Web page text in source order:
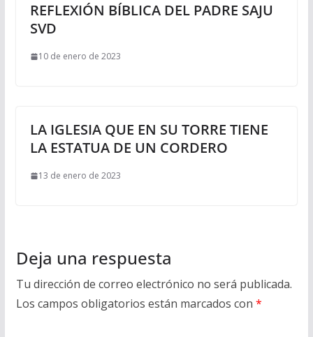
REFLEXIÓN BÍBLICA DEL PADRE SAJU
SVD
10 de enero de 2023
LA IGLESIA QUE EN SU TORRE TIENE
LA ESTATUA DE UN CORDERO
13 de enero de 2023
Deja una respuesta
Tu dirección de correo electrónico no será publicada.
Los campos obligatorios están marcados con *